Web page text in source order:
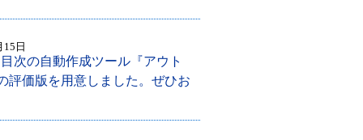
15日
次の自動作成ツール『アウト
評価版を用意しました。ぜひお